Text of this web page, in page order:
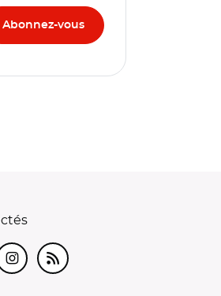
Instagram
RSS